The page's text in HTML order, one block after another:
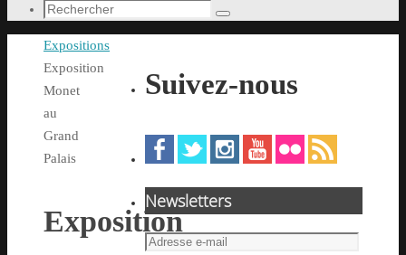
Recherche
:
Rechercher
Accueil
Expositions
Exposition
Monet
au
Grand
Palais
Exposition
Suivez-nous
Newsletters
Adresse